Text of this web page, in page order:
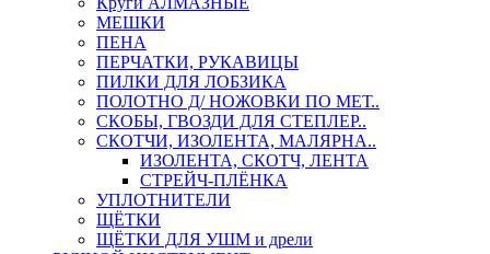
МЕШКИ
ПЕНА
ПЕРЧАТКИ, РУКАВИЦЫ
ПИЛКИ ДЛЯ ЛОБЗИКА
ПОЛОТНО Д/ НОЖОВКИ ПО МЕТ..
СКОБЫ, ГВОЗДИ ДЛЯ СТЕПЛЕР..
СКОТЧИ, ИЗОЛЕНТА, МАЛЯРНА..
ИЗОЛЕНТА, СКОТЧ, ЛЕНТА
СТРЕЙЧ-ПЛЁНКА
УПЛОТНИТЕЛИ
ЩЁТКИ
ЩЁТКИ ДЛЯ УШМ и дрели